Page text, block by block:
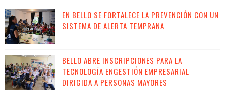
EN BELLO SE FORTALECE LA PREVENCIÓN CON UN
SISTEMA DE ALERTA TEMPRANA
BELLO ABRE INSCRIPCIONES PARA LA
TECNOLOGÍA ENGESTIÓN EMPRESARIAL
DIRIGIDA A PERSONAS MAYORES